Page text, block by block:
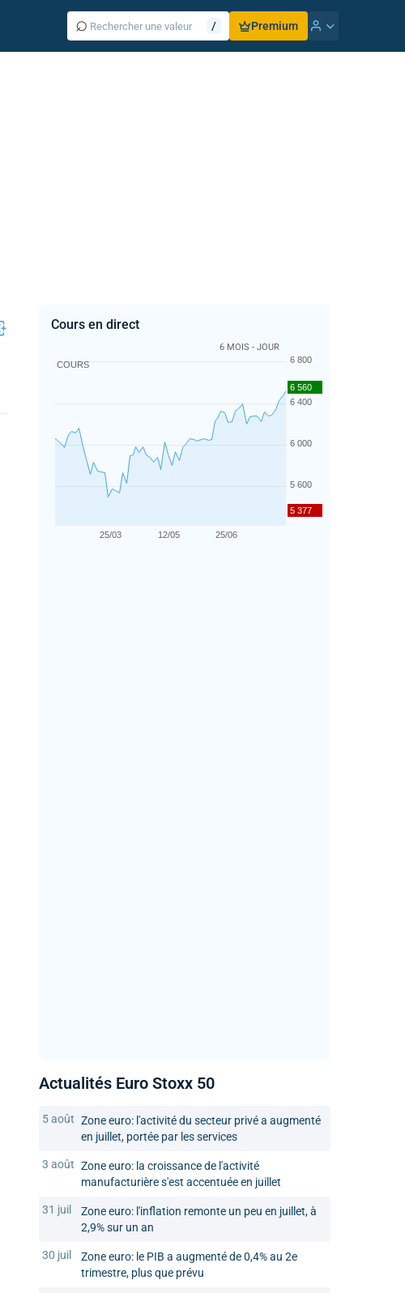
⌕ / Premium
Cours en direct
6 MOIS - JOUR
COURS
Actualités Euro Stoxx 50
5 août Zone euro: l'activité du secteur privé a augmenté
en juillet, portée par les services
3 août Zone euro: la croissance de l'activité
manufacturière s'est accentuée en juillet
31 juil
Zone euro: l'inflation remonte un peu en juillet, à
2,9% sur un an
30 juil
Zone euro: le PIB a augmenté de 0,4% au 2e
trimestre, plus que prévu